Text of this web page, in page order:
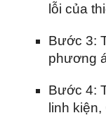
lỗi của
Bước 3:
phương
Bước 4:
linh